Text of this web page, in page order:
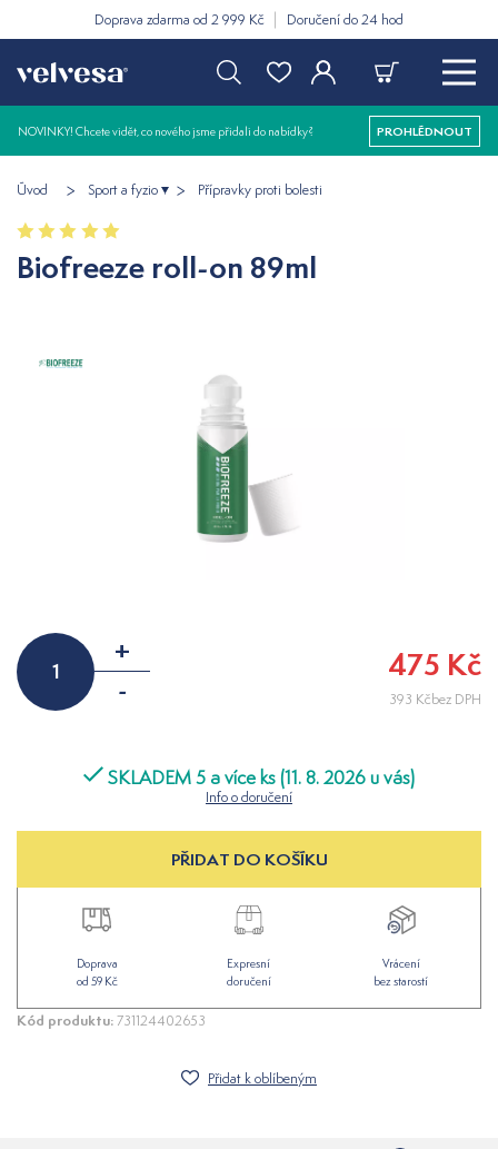
Doprava zdarma od 2 999 Kč Doručení do 24 hod
NOVINKY! Chcete vidět, co nového jsme přidali do nabídky? PROHLÉDNOUT
Úvod Sport a fyzio Přípravky proti bolesti
Biofreeze roll-on 89ml
+
-
475 Kč
393 Kčbez DPH
SKLADEM 5 a více ks (11. 8. 2026 u vás)
Info o doručení
PŘIDAT DO KOŠÍKU
Doprava
od 59 Kč
Expresní
doručení
Vrácení
bez starostí
Kód produktu:731124402653
Přidat k oblíbeným